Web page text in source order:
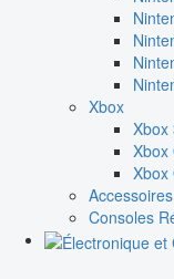
Xbox
Xbox
Xbox
Xbox
Consoles